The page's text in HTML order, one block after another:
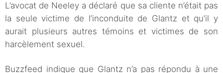
L’avocat de Neeley a déclaré que sa cliente n’était pas
la seule victime de l’inconduite de Glantz et qu’il y
aurait plusieurs autres témoins et victimes de son
harcèlement sexuel.
Buzzfeed indique que Glantz n’a pas répondu à une